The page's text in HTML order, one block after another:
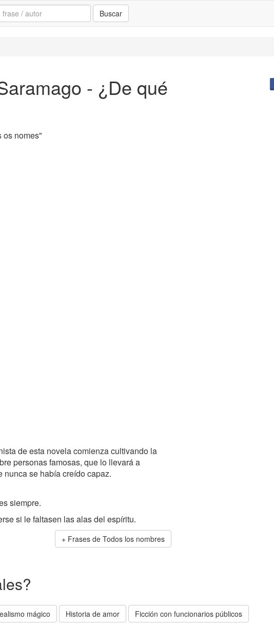
Buscar
- ¿De qué
os nomes"
de esta novela comienza cultivando la
personas famosas, que lo llevará a
nunca se había creído capaz.
siempre.
si le faltasen las alas del espíritu.
Frases de Todos los nombres
mágico Historia de amor Ficción con funcionarios públicos